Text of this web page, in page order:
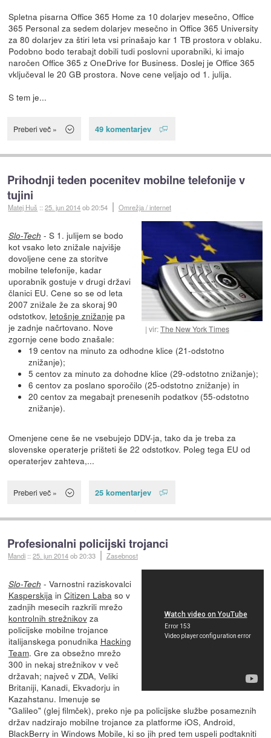
Spletna pisarna Office 365 Home za 10 dolarjev mesečno, Office
365 Personal za sedem dolarjev mesečno in Office 365 University
za 80 dolarjev za štiri leta vsi prinašajo kar 1 TB prostora v oblaku.
Podobno bodo terabajt dobili tudi poslovni uporabniki, ki imajo
naročen Office 365 z OneDrive for Business. Doslej je Office 365
vključeval le 20 GB prostora. Nove cene veljajo od 1. julija.
S tem je...
Preberi več » 49 komentarjev
Prihodnji teden pocenitev mobilne telefonije v
tujini
Matej Huš ::25. jun 2014ob 20:54 Omrežja / internet
vir:The New York Times
Slo-Tech - S 1. julijem se bodo
kot vsako leto znižale najvišje
dovoljene cene za storitve
mobilne telefonije, kadar
uporabnik gostuje v drugi državi
članici EU. Cene so se od leta
2007 znižale že za skoraj 90
odstotkov, letošnje znižanje pa
je zadnje načrtovano. Nove
zgornje cene bodo znašale:
19 centov na minuto za odhodne klice (21-odstotno
znižanje);
5 centov za minuto za dohodne klice (29-odstotno znižanje);
6 centov za poslano sporočilo (25-odstotno znižanje) in
20 centov za megabajt prenesenih podatkov (55-odstotno
znižanje).
Omenjene cene še ne vsebujejo DDV-ja, tako da je treba za
slovenske operaterje prišteti še 22 odstotkov. Poleg tega EU od
operaterjev zahteva,...
Preberi več » 25 komentarjev
Profesionalni policijski trojanci
Mandi ::25. jun 2014ob 20:33 Zasebnost
Slo-Tech - Varnostni raziskovalci
Kasperskija in Citizen Laba so v
zadnjih mesecih razkrili mrežo
kontrolnih strežnikovza
policijske mobilne trojance
italijanskega ponudnika Hacking
Team. Gre za obsežno mrežo
300 in nekaj strežnikov v več
državah; največ v ZDA, Veliki
Britaniji, Kanadi, Ekvadorju in
Kazahstanu. Imenuje se
"Galileo" (glej filmček), preko nje pa policijske službe posameznih
držav nadzirajo mobilne trojance za platforme iOS, Android,
BlackBerry in Windows Mobile, ki so jih pred tem uspeli podtakniti